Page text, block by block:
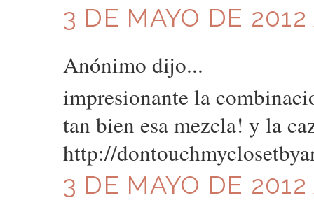
3 DE MAYO DE
Anónimo dijo...
impresionante la
tan bien esa mezcla! y la
http://
3 DE MAYO DE